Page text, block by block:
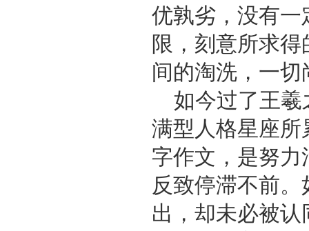
优孰劣，没有
限，刻意所求
间的淘洗，一切
如今过了王
满型人格星座
字作文，是努
反致停滞不前
出，却未必被